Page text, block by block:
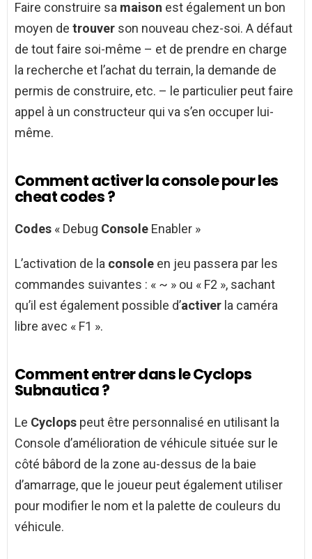
Faire construire sa maison est également un bon
moyen de trouver son nouveau chez-soi. A défaut
de tout faire soi-même – et de prendre en charge
la recherche et l’achat du terrain, la demande de
permis de construire, etc. – le particulier peut faire
appel à un constructeur qui va s’en occuper lui-
même.
Comment activer la console pour les
cheat codes ?
Codes « Debug Console Enabler »
L’activation de la console en jeu passera par les
commandes suivantes : « ~ » ou « F2 », sachant
qu’il est également possible d’activer la caméra
libre avec « F1 ».
Comment entrer dans le Cyclops
Subnautica ?
Le Cyclops peut être personnalisé en utilisant la
Console d’amélioration de véhicule située sur le
côté bâbord de la zone au-dessus de la baie
d’amarrage, que le joueur peut également utiliser
pour modifier le nom et la palette de couleurs du
véhicule.